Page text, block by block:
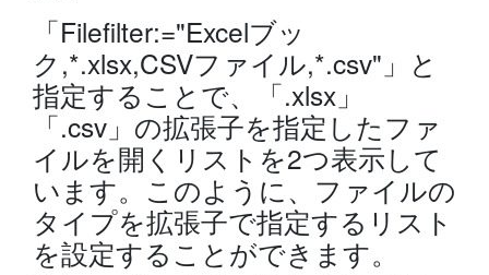
「Filefilter:="Excelブッ
ク,*.xlsx,CSVファイル,*.csv"」と
指定することで、「.xlsx」
「.csv」の拡張子を指定したファ
イルを開くリストを2つ表示して
います。このように、ファイルの
タイプを拡張子で指定するリスト
を設定することができます。